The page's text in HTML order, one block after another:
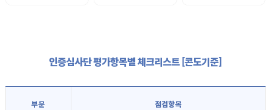
인증심사단 평가항목별 체크리스트 [콘도기준]
부문 점검항목